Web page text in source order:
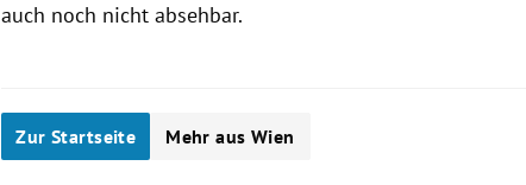
auch noch nicht absehbar.
Zur Startseite Mehr aus Wien